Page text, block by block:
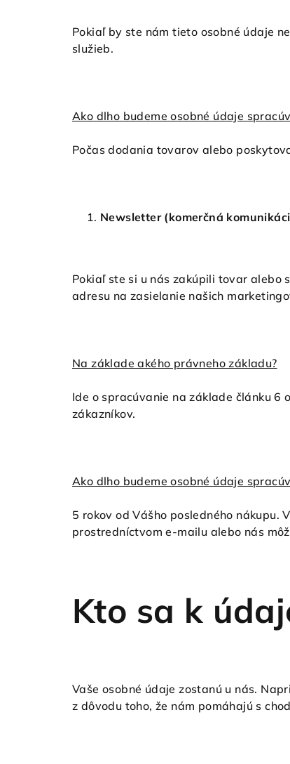
Pokiaľ by ste nám tieto osobné údaje
služieb.
Ako dlho budeme osobné údaje
Počas dodania tovarov alebo
Newsletter (komerčná
Pokiaľ ste si u nás zakúpili tovar alebo
adresu na zasielanie našich
Na základe akého právneho základu?
Ide o spracúvanie na základe článku 6
zákazníkov.
Ako dlho budeme osobné údaje
5 rokov od Vášho posledného
prostredníctvom e-mailu alebo nás
Kto sa k
Vaše osobné údaje zostanú u nás.
z dôvodu toho, že nám pomáhajú s